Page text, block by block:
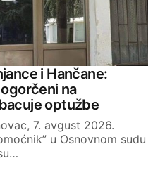
i Hančane:
na
optužbe
7. avgust 2026.
u Osnovnom sudu